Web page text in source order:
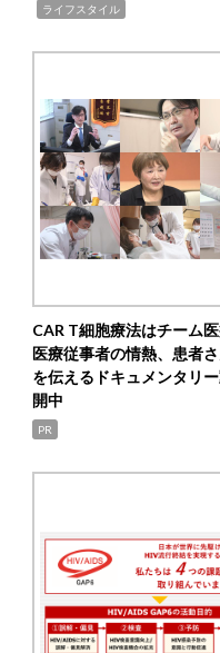
ライフスタイル
CAR T細胞療法はチーム
医療従事者の情熱、患者
を伝えるドキュメンタリ
開中
PR